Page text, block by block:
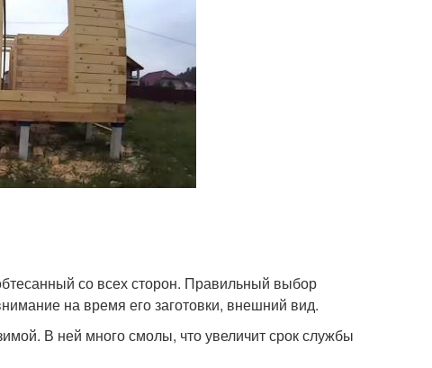
со всех сторон. Правильный выбор
на время его заготовки, внешний вид.
В ней много смолы, что увеличит срок службы